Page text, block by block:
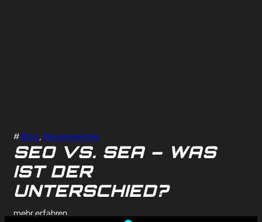
# Blog, Wissenswertes
SEO VS. SEA – WAS
IST DER
UNTERSCHIED?
mehr erfahren